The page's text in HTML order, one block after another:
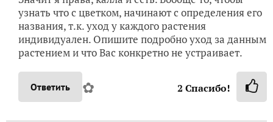
узнать что с цветком, начинают с определения его
названия, т.к. уход у каждого растения
индивидуален. Опишите подробно уход за данным
растением и что Вас конкретно не устраивает.
Ответить ✿ 2 Спасибо!